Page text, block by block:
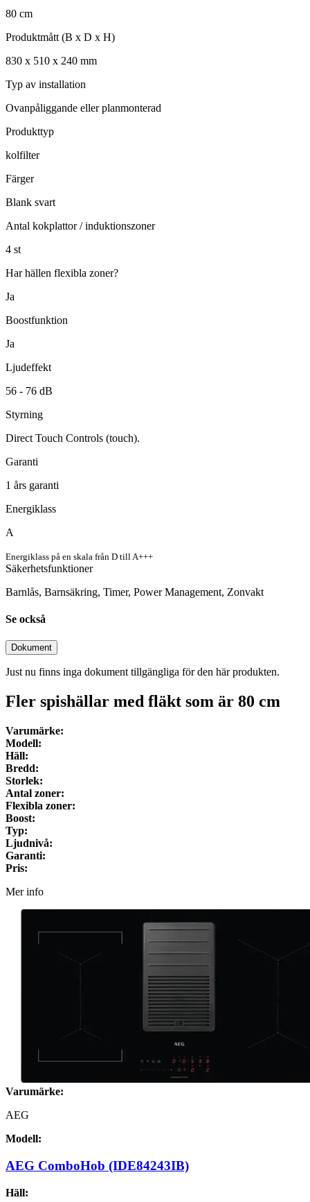
80 cm
Produktmått (B x D x H)
830 x 510 x 240 mm
Typ av installation
Ovanpåliggande eller planmonterad
Produkttyp
kolfilter
Färger
Blank svart
Antal kokplattor / induktionszoner
4 st
Har hällen flexibla zoner?
Ja
Boostfunktion
Ja
Ljudeffekt
56 - 76 dB
Styrning
Direct Touch Controls (touch).
Garanti
1 års garanti
Energiklass
A
Energiklass på en skala från D till A+++
Säkerhetsfunktioner
Barnlås, Barnsäkring, Timer, Power Management, Zonvakt
Se också
Dokument
Just nu finns inga dokument tillgängliga för den här produkten.
Fler spishällar med fläkt som är 80 cm
Varumärke:
Modell:
Häll:
Bredd:
Storlek:
Antal zoner:
Flexibla zoner:
Boost:
Typ:
Ljudnivå:
Garanti:
Pris:
Mer info
Varumärke:
AEG
Modell:
AEG ComboHob (IDE84243IB)
Häll: